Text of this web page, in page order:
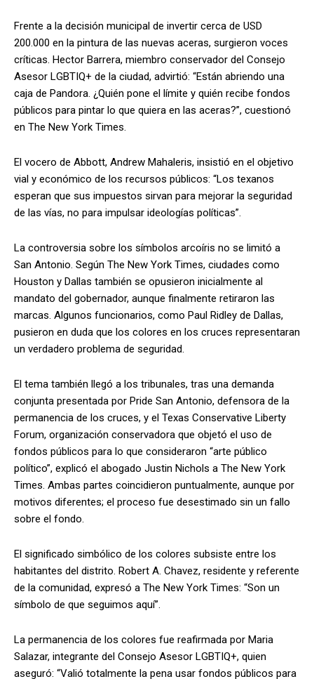
Frente a la decisión municipal de invertir cerca de USD
200.000 en la pintura de las nuevas aceras, surgieron voces
críticas. Hector Barrera, miembro conservador del Consejo
Asesor LGBTIQ+ de la ciudad, advirtió: “Están abriendo una
caja de Pandora. ¿Quién pone el límite y quién recibe fondos
públicos para pintar lo que quiera en las aceras?”, cuestionó
en The New York Times.
El vocero de Abbott, Andrew Mahaleris, insistió en el objetivo
vial y económico de los recursos públicos: “Los texanos
esperan que sus impuestos sirvan para mejorar la seguridad
de las vías, no para impulsar ideologías políticas”.
La controversia sobre los símbolos arcoíris no se limitó a
San Antonio. Según The New York Times, ciudades como
Houston y Dallas también se opusieron inicialmente al
mandato del gobernador, aunque finalmente retiraron las
marcas. Algunos funcionarios, como Paul Ridley de Dallas,
pusieron en duda que los colores en los cruces representaran
un verdadero problema de seguridad.
El tema también llegó a los tribunales, tras una demanda
conjunta presentada por Pride San Antonio, defensora de la
permanencia de los cruces, y el Texas Conservative Liberty
Forum, organización conservadora que objetó el uso de
fondos públicos para lo que consideraron “arte público
político”, explicó el abogado Justin Nichols a The New York
Times. Ambas partes coincidieron puntualmente, aunque por
motivos diferentes; el proceso fue desestimado sin un fallo
sobre el fondo.
El significado simbólico de los colores subsiste entre los
habitantes del distrito. Robert A. Chavez, residente y referente
de la comunidad, expresó a The New York Times: “Son un
símbolo de que seguimos aquí”.
La permanencia de los colores fue reafirmada por Maria
Salazar, integrante del Consejo Asesor LGBTIQ+, quien
aseguró: “Valió totalmente la pena usar fondos públicos para